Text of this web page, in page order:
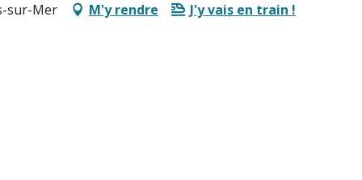
sur-Mer M'y rendre J'y vais en train !